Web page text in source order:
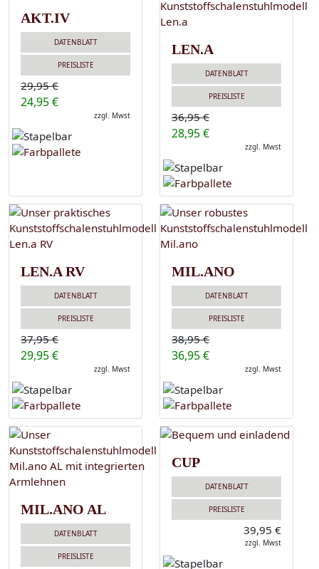
AKT.IV
DATENBLATT
PREISLISTE
29,95 €
24,95 €
zzgl. Mwst
LEN.A
DATENBLATT
PREISLISTE
36,95 €
28,95 €
zzgl. Mwst
LEN.A RV
DATENBLATT
PREISLISTE
37,95 €
29,95 €
zzgl. Mwst
MIL.ANO
DATENBLATT
PREISLISTE
38,95 €
36,95 €
zzgl. Mwst
MIL.ANO AL
DATENBLATT
PREISLISTE
CUP
DATENBLATT
PREISLISTE
39,95 €
zzgl. Mwst